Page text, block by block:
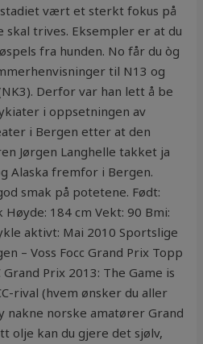
vært et sterkt fokus på
skal trives. Eksempler er at du
fra hunden. No får du òg
til N13 og
Derfor var han lett å be
i oppsetningen av
i Bergen etter at den
Jørgen Langhelle takket ja
Alaska fremfor i Bergen.
smak på potetene. Født:
Høyde: 184 cm Vekt: 90 Bmi:
aktivt: Mai 2010 Sportslige
– Voss Focc Grand Prix Topp
Grand Prix 2013: The Game is
rival (hvem ønsker du aller
nakne norske amatører Grand
olje kan du gjere det sjølv,